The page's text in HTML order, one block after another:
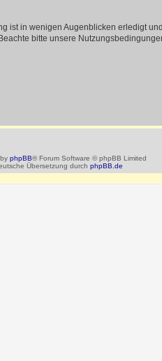
ist in wenigen Augenblicken erledigt
bitte unsere
phpBB® Forum Software © phpBB Limited
Übersetzung durch phpBB.de